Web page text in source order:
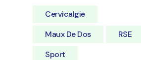
Cervicalgie
Maux De Dos
RSE
Sport